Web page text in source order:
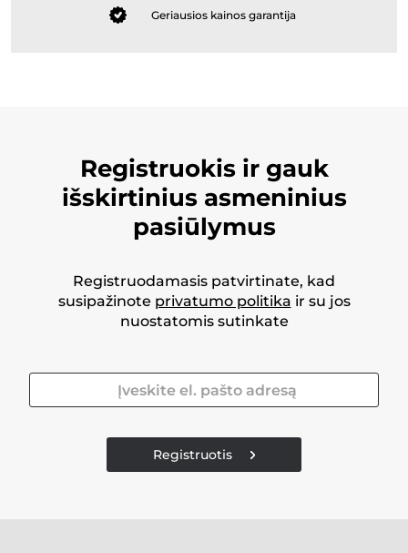
Geriausios kainos garantija
Registruokis ir gauk
išskirtinius asmeninius
pasiūlymus
Registruodamasis patvirtinate, kad
susipažinote privatumo politika ir su jos
nuostatomis sutinkate
Registruotis